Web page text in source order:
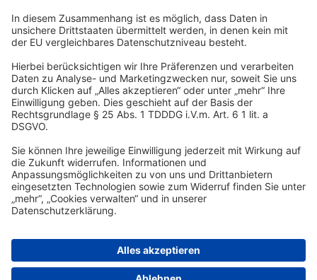
DSR Hotel Holding GmbH
Am Kaiserkai 69
D-20457 Hamburg
Fax: +49 40 300 322 109
kontakt@dsr-hotelholding.de
DATENSCHUTZ IMPRESSUM